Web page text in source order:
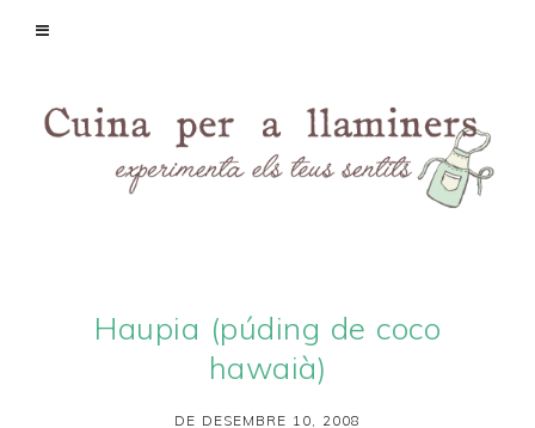
Haupia (púding de coco
hawaià)
DE DESEMBRE 10, 2008